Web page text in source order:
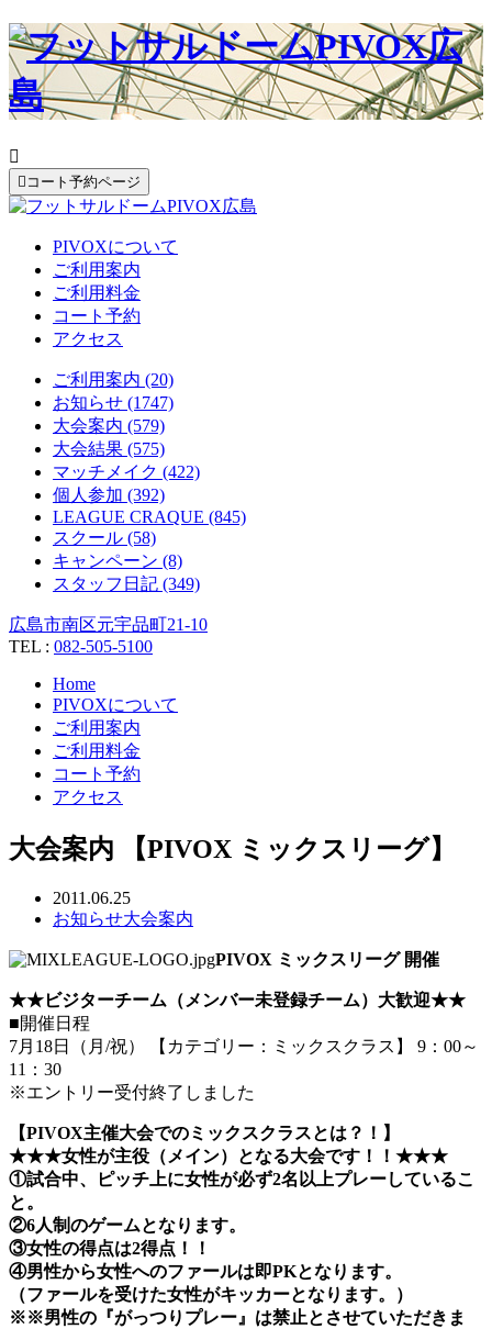

 コート予約ページ
PIVOXについて
ご利用案内
ご利用料金
コート予約
アクセス
ご利用案内 (20)
お知らせ (1747)
大会案内 (579)
大会結果 (575)
マッチメイク (422)
個人参加 (392)
LEAGUE CRAQUE (845)
スクール (58)
キャンペーン (8)
スタッフ日記 (349)
広島市南区元宇品町21-10
TEL : 082-505-5100
Home
PIVOXについて
ご利用案内
ご利用料金
コート予約
アクセス
大会案内 【PIVOX ミックスリーグ】
2011.06.25
お知らせ大会案内
PIVOX ミックスリーグ 開催
★★ビジターチーム（メンバー未登録チーム）大歓迎★★
■開催日程
7月18日（月/祝） 【カテゴリー：ミックスクラス】 9：00～
11：30
※エントリー受付終了しました
【PIVOX主催大会でのミックスクラスとは？！】
★★★女性が主役（メイン）となる大会です！！★★★
①試合中、ピッチ上に女性が必ず2名以上プレーしているこ
と。
②6人制のゲームとなります。
③女性の得点は2得点！！
④男性から女性へのファールは即PKとなります。
（ファールを受けた女性がキッカーとなります。）
※※男性の『がっつりプレー』は禁止とさせていただきま